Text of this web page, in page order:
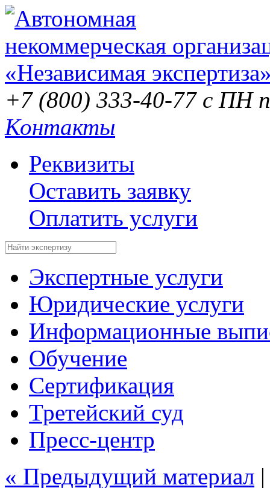
+7 (800) 333-40-77 с ПН
Контакты
Реквизиты
Оставить заявку
Оплатить услуги
Экспертные услуги
Юридические услуги
Информационные
Обучение
Сертификация
Третейский суд
Пресс-центр
« Предыдущий материал